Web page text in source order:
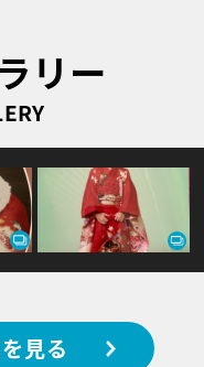
リー
見る